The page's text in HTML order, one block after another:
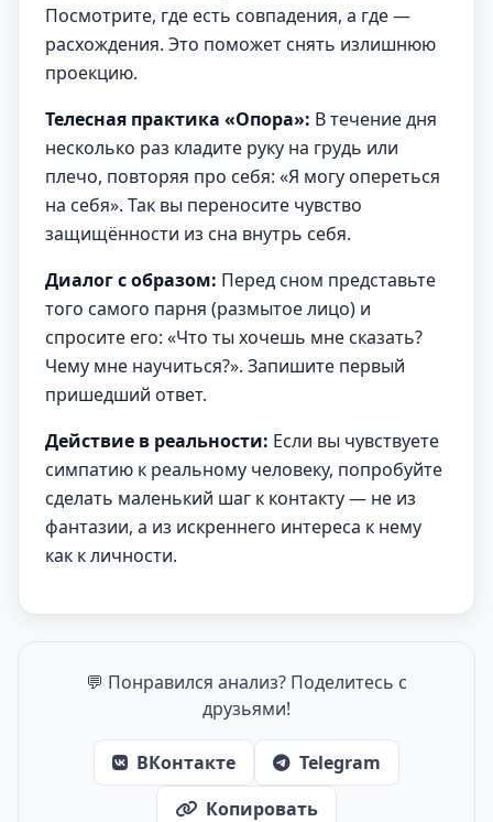
Посмотрите, где есть совпадения, а где —
расхождения. Это поможет снять излишнюю
проекцию.
Телесная практика «Опора»: В течение дня
несколько раз кладите руку на грудь или
плечо, повторяя про себя: «Я могу опереться
на себя». Так вы переносите чувство
защищённости из сна внутрь себя.
Диалог с образом: Перед сном представьте
того самого парня (размытое лицо) и
спросите его: «Что ты хочешь мне сказать?
Чему мне научиться?». Запишите первый
пришедший ответ.
Действие в реальности: Если вы чувствуете
симпатию к реальному человеку, попробуйте
сделать маленький шаг к контакту — не из
фантазии, а из искреннего интереса к нему
как к личности.
💬 Понравился анализ? Поделитесь с
друзьями!
ВКонтакте
Telegram
Копировать